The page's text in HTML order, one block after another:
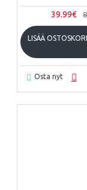
39.99€
LISÄÄ
Osta nyt